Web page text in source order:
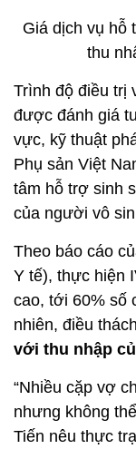
Giá dịch vụ hỗ
thu
Trình độ điều trị
được đánh giá
vực, kỹ thuật
Phụ sản Việt
tâm hỗ trợ sinh
của người vô
Theo báo cáo
Y tế), thực hiện
cao, tới 60% số
nhiên, điều
với thu nhập
“Nhiều cặp vợ
nhưng không
Tiến nêu thực